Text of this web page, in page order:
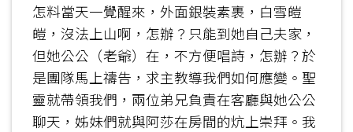
怎料當天一覺醒來，外面銀裝素裹，白雪皚
皚，沒法上山啊，怎辦？只能到她自己夫家，
但她公公（老爺）在，不方便唱詩，怎辦？於
是團隊馬上禱告，求主教導我們如何應變。聖
靈就帶領我們，兩位弟兄負責在客廳與她公公
聊天，姊妹們就與阿莎在房間的炕上崇拜。我